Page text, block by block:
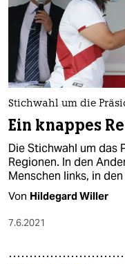
Stichwahl um die
Ein knappes
Die Stichwahl um das
Regionen. In den
Menschen links, in
Von Hildegard Willer
7.6.2021